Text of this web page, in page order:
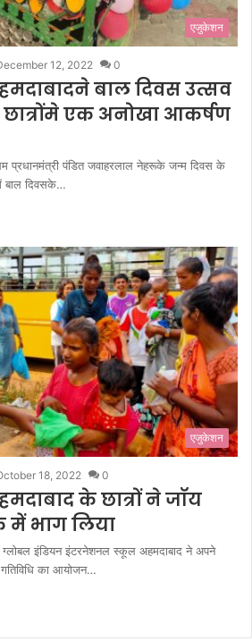
एजुकेशन
12, 2022 0
बाल दिवस उत्सव
एक अनोखा आकर्षण
प्रधानमंत्री पंडित जवाहरलाल नेहरूके जन्म दिवस के
बाल दिवसके…
एजुकेशन
18, 2022 0
के छात्रों ने जॉय
भाग लिया
ग्लोबल इंडियन इंटरनेशनल स्कूल अहमदाबाद ने अपने
का आयोजन…